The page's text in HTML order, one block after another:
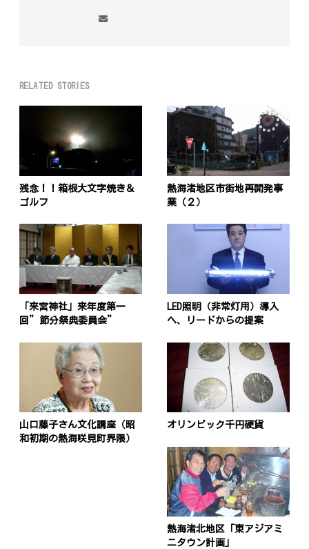
RELATED STORIES
残念！！箱根大文字焼き＆
ゴルフ
熱海渚地区市街地再開発事
業（２）
「来宮神社」来年度第一
回”節分祭典委員会”
LED照明（非常灯用）導入
へ、リードからの提案
山口藤子さん文化講座（昭
和初期の熱海咲見町界隈）
オリンピック千円硬貨
熱海渚北地区「東アジアミ
ニタウン計画」